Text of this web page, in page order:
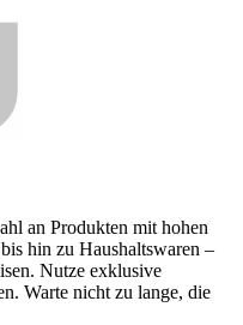
an Produkten mit hohen
hin zu Haushaltswaren –
Nutze exklusive
Warte nicht zu lange, die